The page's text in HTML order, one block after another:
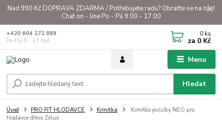
Nad 990 Kč DOPRAVA ZDARMA / Potřebujete radu? Obraťte se na nás!
Chat on - line Po - Pá 9.00 - 17.00
Menu
Hledat
+420 604 272 889
Po-Pá 9 - 17 hod.
0 ks
za 0 Kč
Úvod PRO FIT HLODAVCE Krmítka
Krmítko jesličky NEO pro
hlodavce dřevo Zolux